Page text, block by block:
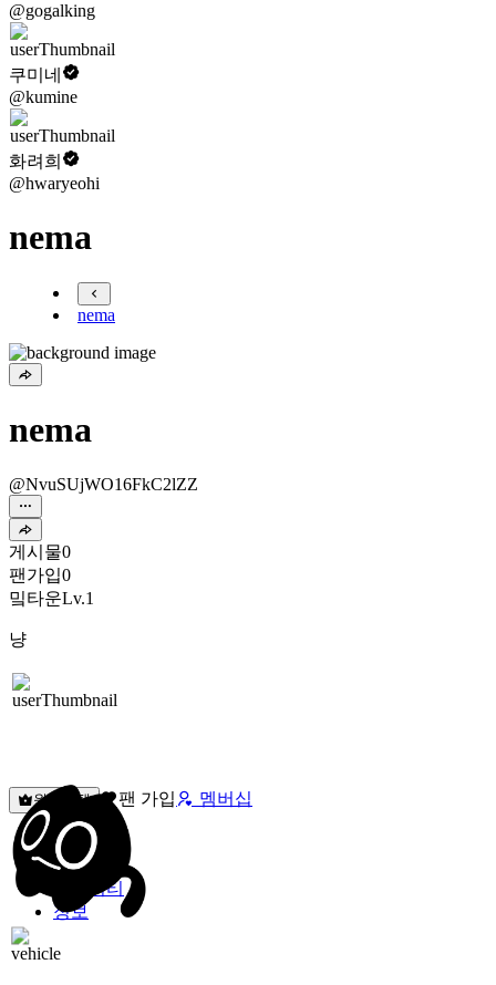
@gogalking
쿠미네
@kumine
화려희
@hwaryeohi
nema
nema
nema
@NvuSUjWO16FkC2lZZ
게시물0
팬가입0
밐타운Lv.1
냥
원픽선택 팬 가입 멤버십
밐타운
피드
커뮤니티
정보